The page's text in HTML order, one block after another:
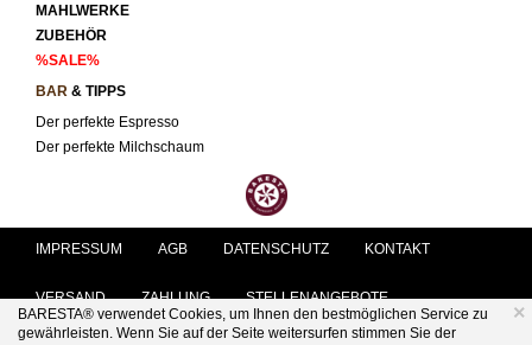
BARESTA® verwendet Cookies, um Ihnen den bestmöglichen Service zu
gewährleisten. Wenn Sie auf der Seite weitersurfen stimmen Sie der
×
MAHLWERKE
ZUBEHÖR
%SALE%
BAR & TIPPS
Der perfekte Espresso
Der perfekte Milchschaum
IMPRESSUM AGB DATENSCHUTZ KONTAKT
VERSAND ZAHLUNG STELLENANGEBOTE